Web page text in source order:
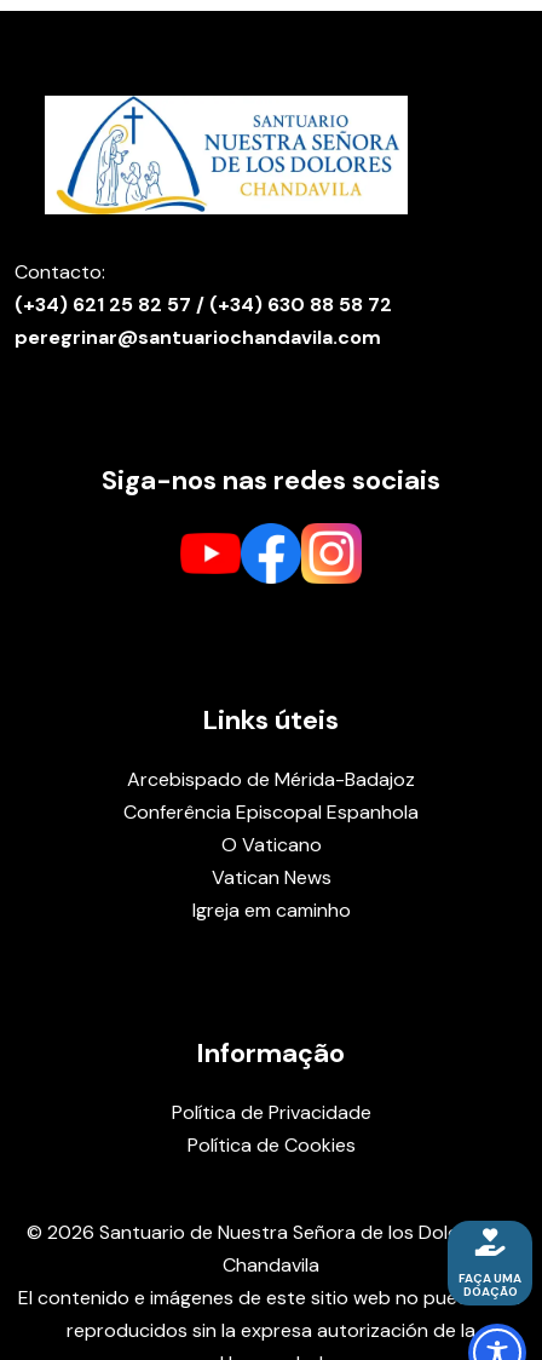
Contacto:
(+34) 621 25 82 57 / (+34) 630 88 58 72
peregrinar@santuariochandavila.com
Siga-nos nas redes sociais
Links úteis
Arcebispado de Mérida-Badajoz
Conferência Episcopal Espanhola
O Vaticano
Vatican News
Igreja em caminho
Informação
Política de Privacidade
Política de Cookies
© 2026 Santuario de Nuestra Señora de los Dolores de
Chandavila
El contenido e imágenes de este sitio web no pueden ser
reproducidos sin la expresa autorización de la
FAÇA UMA
DOAÇÃO